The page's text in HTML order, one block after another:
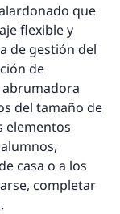
que
flexible y
de gestión del
de
del tamaño de
elementos
casa o a los
completar